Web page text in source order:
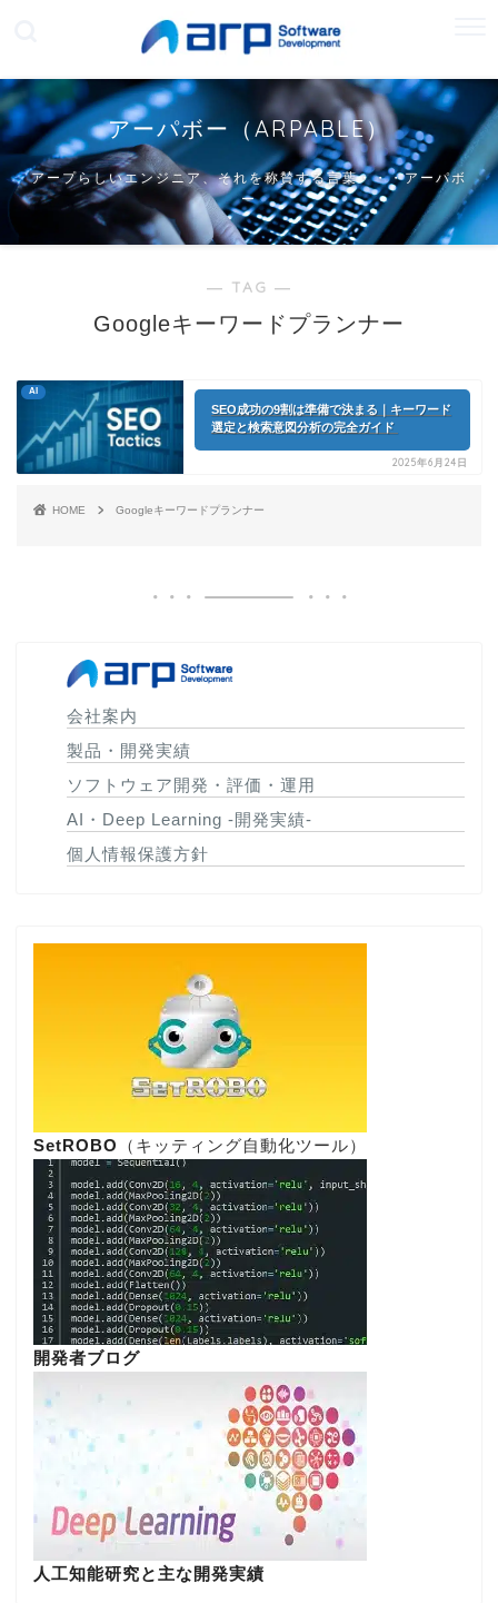
アーパボー（ARPABLE）
アープらしいエンジニア、それを称賛する言葉・・・アーパボ
ー
― TAG ―
Googleキーワードプランナー
AI
SEO成功の9割は準備で決まる｜キーワード
選定と検索意図分析の完全ガイド
2025年6月24日
HOME Googleキーワードプランナー
会社案内
製品・開発実績
ソフトウェア開発・評価・運用
AI・Deep Learning -開発実績-
個人情報保護方針
SetROBO （キッティング自動化ツール）
開発者ブログ
人工知能研究と主な開発実績